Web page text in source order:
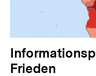
E
x
Frieden